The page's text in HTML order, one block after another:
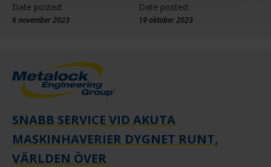
Date posted:
6 november 2023
Date posted:
19 oktober 2023
SNABB SERVICE VID AKUTA
MASKINHAVERIER DYGNET RUNT,
VÄRLDEN ÖVER